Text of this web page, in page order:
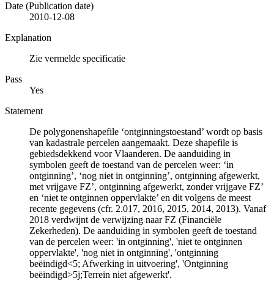
Date (Publication date)
2010-12-08
Explanation
Zie vermelde specificatie
Pass
Yes
Statement
De polygonenshapefile ‘ontginningstoestand’ wordt op basis
van kadastrale percelen aangemaakt. Deze shapefile is
gebiedsdekkend voor Vlaanderen. De aanduiding in
symbolen geeft de toestand van de percelen weer: ‘in
ontginning’, ‘nog niet in ontginning’, ontginning afgewerkt,
met vrijgave FZ’, ontginning afgewerkt, zonder vrijgave FZ’
en ‘niet te ontginnen oppervlakte’ en dit volgens de meest
recente gegevens (cfr. 2.017, 2016, 2015, 2014, 2013). Vanaf
2018 verdwijnt de verwijzing naar FZ (Financiële
Zekerheden). De aanduiding in symbolen geeft de toestand
van de percelen weer: 'in ontginning', 'niet te ontginnen
oppervlakte', 'nog niet in ontginning', 'ontginning
beëindigd<5; Afwerking in uitvoering', 'Ontginning
beëindigd>5j;Terrein niet afgewerkt'.